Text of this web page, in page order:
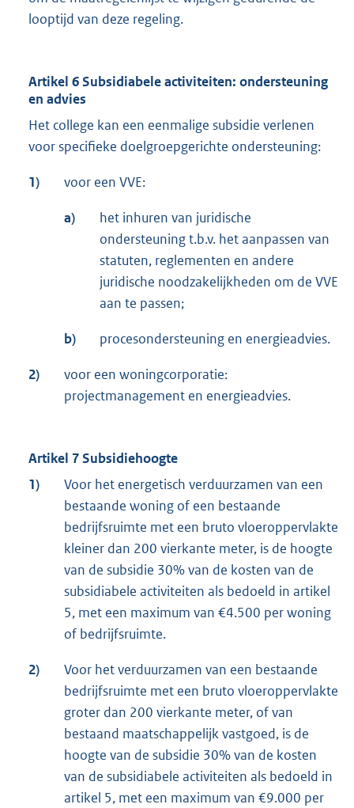
looptijd van deze regeling.
Artikel 6 Subsidiabele activiteiten: ondersteuning
en advies
Het college kan een eenmalige subsidie verlenen
voor specifieke doelgroepgerichte ondersteuning:
1) voor een VVE:
a)
het inhuren van juridische
ondersteuning t.b.v. het aanpassen van
statuten, reglementen en andere
juridische noodzakelijkheden om de VVE
aan te passen;
b) procesondersteuning en energieadvies.
2)
voor een woningcorporatie:
projectmanagement en energieadvies.
Artikel 7 Subsidiehoogte
1)
Voor het energetisch verduurzamen van een
bestaande woning of een bestaande
bedrijfsruimte met een bruto vloeroppervlakte
kleiner dan 200 vierkante meter, is de hoogte
van de subsidie 30% van de kosten van de
subsidiabele activiteiten als bedoeld in artikel
5, met een maximum van €4.500 per woning
of bedrijfsruimte.
2)
Voor het verduurzamen van een bestaande
bedrijfsruimte met een bruto vloeroppervlakte
groter dan 200 vierkante meter, of van
bestaand maatschappelijk vastgoed, is de
hoogte van de subsidie 30% van de kosten
van de subsidiabele activiteiten als bedoeld in
artikel 5, met een maximum van €9.000 per